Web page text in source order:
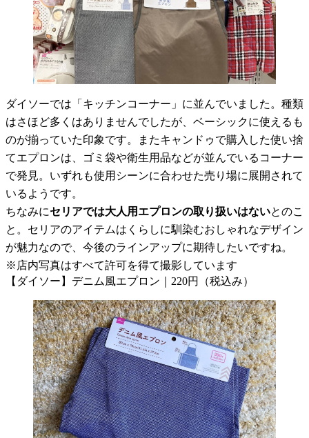
ダイソーでは「キッチンコーナー」に並んでいました。種類
はさほど多くはありませんでしたが、ベーシックに使えるも
のが揃っていた印象です。またキャンドゥで購入した使い捨
てエプロンは、ゴミ袋や衛生用品などが並んでいるコーナー
で発見。いずれも使用シーンに合わせた売り場に展開されて
いるようです。
ちなみにセリアでは大人用エプロンの取り扱いはないとのこ
と。セリアのアイテムはくらしに馴染むおしゃれなデザイン
が魅力なので、今後のラインアップに期待したいですね。
※店内写真はすべて許可を得て撮影しています
【ダイソー】デニム風エプロン｜220円（税込み）